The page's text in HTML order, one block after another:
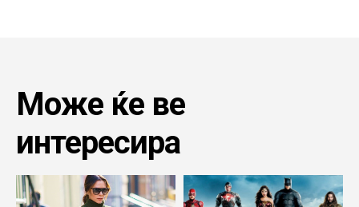
Може ќе ве
интересира